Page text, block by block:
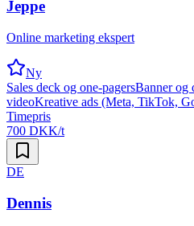
Jeppe
Online marketing ekspert
Ny
Sales deck og one-pagersBanner og
videoKreative ads (Meta, TikTok,
Timepris
700 DKK/t
DE
Dennis